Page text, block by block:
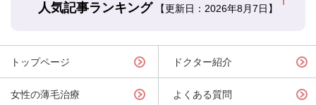
人気記事ランキング 【更新日：2026年8月7日】
トップページ
女性の薄毛治療
ドクター紹介
よくある質問